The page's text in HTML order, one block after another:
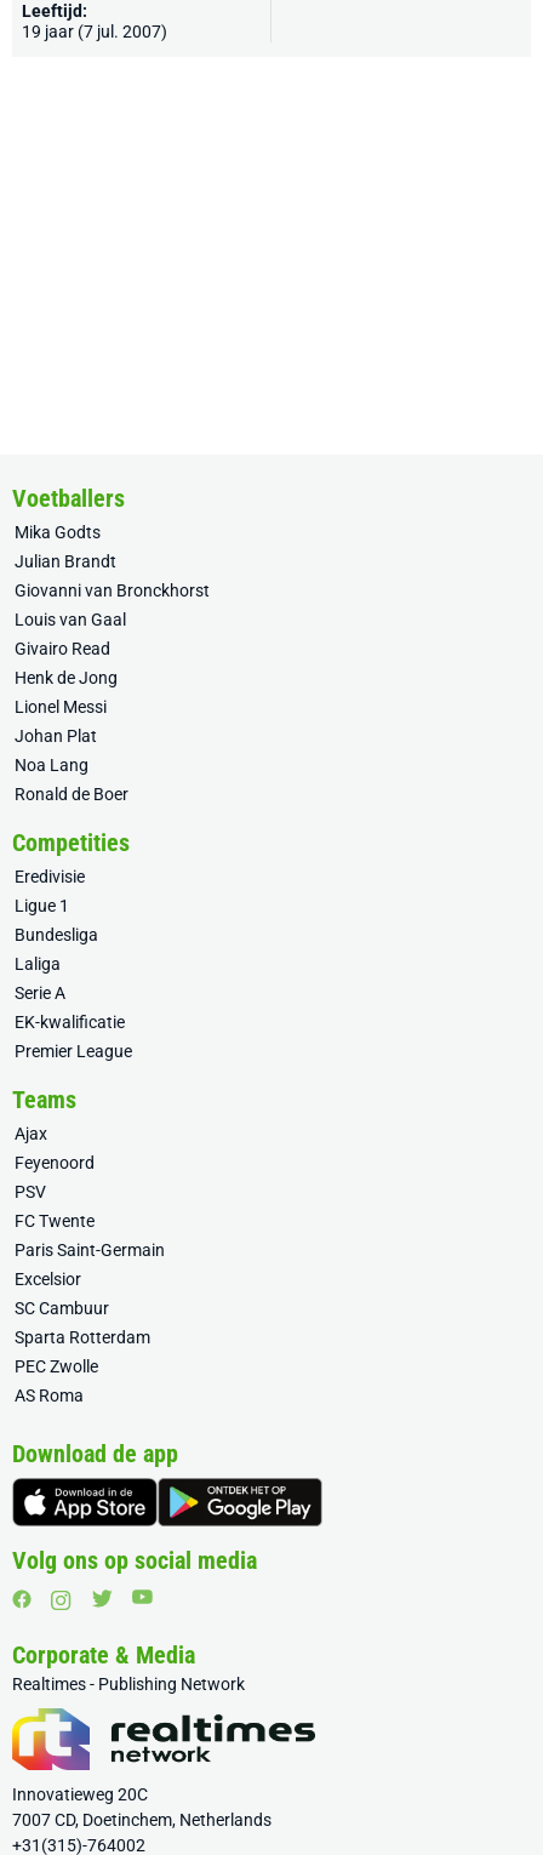
Leeftijd:
19 jaar (7 jul. 2007)
Voetballers
Mika Godts
Julian Brandt
Giovanni van Bronckhorst
Louis van Gaal
Givairo Read
Henk de Jong
Lionel Messi
Johan Plat
Noa Lang
Ronald de Boer
Competities
Eredivisie
Ligue 1
Bundesliga
Laliga
Serie A
EK-kwalificatie
Premier League
Teams
Ajax
Feyenoord
PSV
FC Twente
Paris Saint-Germain
Excelsior
SC Cambuur
Sparta Rotterdam
PEC Zwolle
AS Roma
Download de app
Volg ons op social media
Corporate & Media
Realtimes - Publishing Network
Innovatieweg 20C
7007 CD, Doetinchem, Netherlands
+31(315)-764002